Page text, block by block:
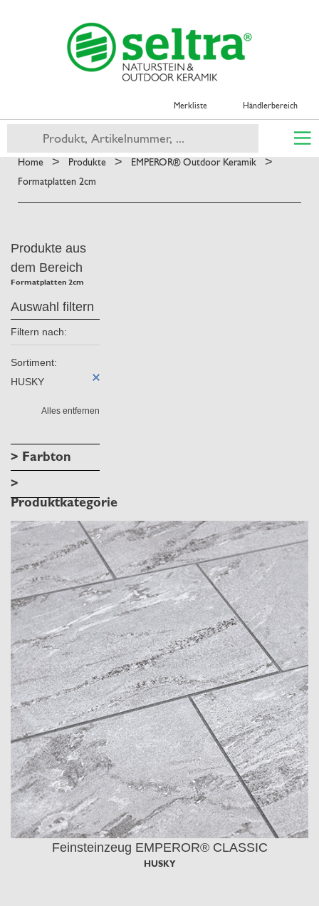
Merkliste Händlerbereich
Home > Produkte > EMPEROR® Outdoor Keramik >
Formatplatten 2cm
Produkte aus
dem Bereich
Formatplatten 2cm
Auswahl filtern
Filtern nach:
Sortiment:
HUSKY
Alles entfernen
> Farbton
>
Produktkategorie
Feinsteinzeug EMPEROR® CLASSIC
HUSKY